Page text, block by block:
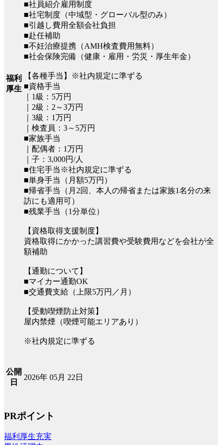
福利
厚生
■社員紹介雇用制度
■社宅制度（中域型・グローバル型のみ）
■引越し費用全額会社負担
■赴任補助
■不妊治療提携（AMH検査費用無料）
■社会保険完備（健康・雇用・労災・厚生年金）
【各種手当】※社内規定に準ずる
■資格手当
｜1級：5万円
｜2級：2～3万円
｜3級：1万円
｜検査員：3～5万円
■家族手当
｜配偶者：1万円
｜子：3,000円/人
■住宅手当※社内規定に準ずる
■単身手当（月額5万円）
■帰省手当（月2回、本人の帰省または家族1名分の来
訪にも適用可）
■残業手当（1分単位）
【資格取得支援制度】
資格取得にかかった講習費や受験費用などを会社が全
額補助
【通勤について】
■マイカー通勤OK
■交通費支給（上限5万円／月）
【受動喫煙防止対策】
屋内禁煙（喫煙可能エリアあり）
※社内規定に準ずる
公開
日
2026年 05月 22日
PRポイント
福利厚生充実